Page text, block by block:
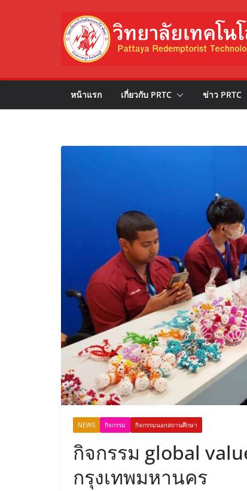
หน้าแรก เกี่ยวกับ PRTC ข่าว PRTC
NEWS กิจกรรม กิจกรรมนอกสถานศึกษา
กิจกรรม global
กรุงเทพมหานคร